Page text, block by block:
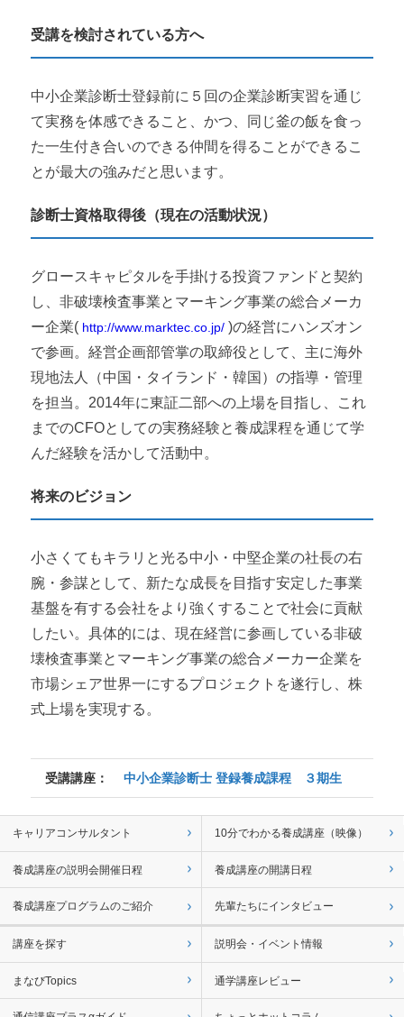
受講を検討されている方へ
中小企業診断士登録前に５回の企業診断実習を通じ
て実務を体感できること、かつ、同じ釜の飯を食っ
た一生付き合いのできる仲間を得ることができるこ
とが最大の強みだと思います。
診断士資格取得後（現在の活動状況）
グロースキャピタルを手掛ける投資ファンドと契約
し、非破壊検査事業とマーキング事業の総合メーカ
ー企業( http://www.marktec.co.jp/ )の経営にハンズオン
で参画。経営企画部管掌の取締役として、主に海外
現地法人（中国・タイランド・韓国）の指導・管理
を担当。2014年に東証二部への上場を目指し、これ
までのCFOとしての実務経験と養成課程を通じて学
んだ経験を活かして活動中。
将来のビジョン
小さくてもキラリと光る中小・中堅企業の社長の右
腕・参謀として、新たな成長を目指す安定した事業
基盤を有する会社をより強くすることで社会に貢献
したい。具体的には、現在経営に参画している非破
壊検査事業とマーキング事業の総合メーカー企業を
市場シェア世界一にするプロジェクトを遂行し、株
式上場を実現する。
受講講座： 中小企業診断士 登録養成課程 ３期生
キャリアコンサルタント 10分でわかる養成講座（映像）
養成講座の説明会開催日程 養成講座の開講日程
養成講座プログラムのご紹介 先輩たちにインタビュー
講座を探す 説明会・イベント情報
まなびTopics 通学講座レビュー